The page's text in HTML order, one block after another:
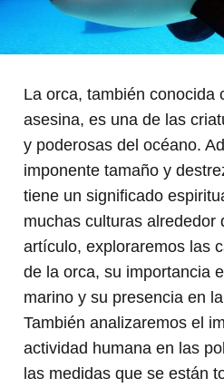
La orca, también conocida
asesina, es una de las
y poderosas del océano.
imponente tamaño y
tiene un significado
muchas culturas alrededor
artículo, exploraremos las
de la orca, su importancia
marino y su presencia en
También analizaremos el
actividad humana en las
las medidas que se están